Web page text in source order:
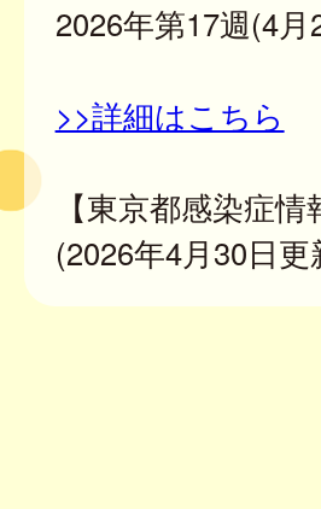
2026年第17週(4
>>詳細はこちら
【東京都感染症
(2026年4月30日更